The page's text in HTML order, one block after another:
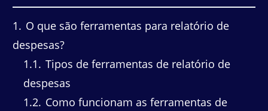
1
O que são ferramentas para relatório de
despesas?
1.1
Tipos de ferramentas de relatório de
despesas
1.2 Como funcionam as ferramentas de